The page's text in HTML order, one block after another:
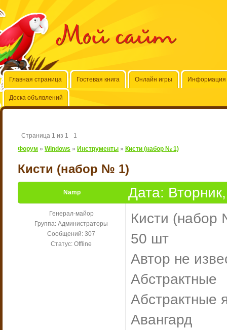
Мой сайт
Главная страница Гостевая книга Онлайн игры Информация
Доска объявлений
Страница 1 из 1
1
Форум » Windows » Инструменты » Кисти (набор № 1)
Кисти (набор № 1)
Namp Дата:
Генерал-майор
Группа: Администраторы
Сообщений:307
Статус:Offline
Кисти (набор
50 шт
Автор не
Абстрактные
Абстрактные
Авангард